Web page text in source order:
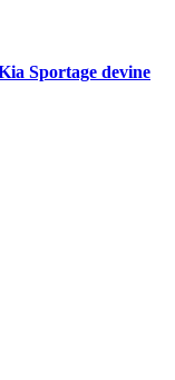
Sportage devine